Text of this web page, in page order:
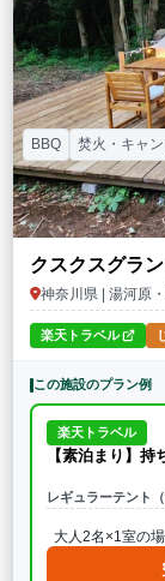
温泉 プール
駅から送迎あり
条件をクリア
クスクスグラ
神奈川県 | 湯河原
BBQ 焚火・キャ
楽天トラベル
この施設のプラン例
楽天トラベル
【素泊まり】
レギュラーテント
大人2名×1室の